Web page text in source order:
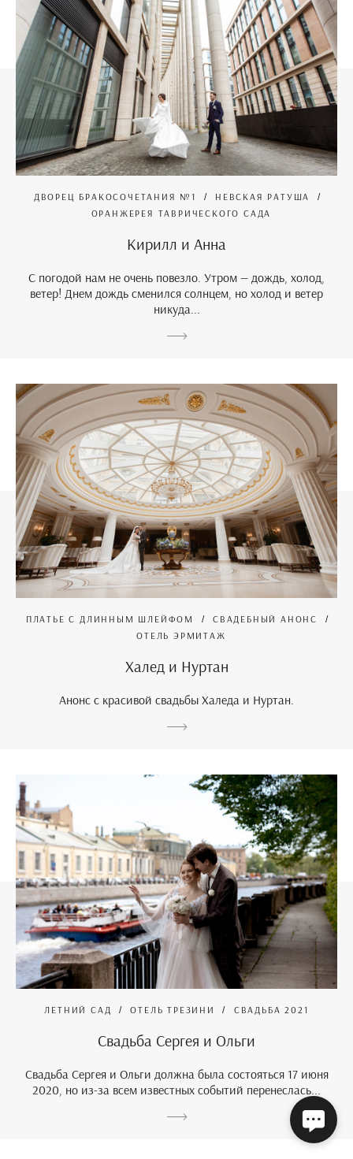
ДВОРЕЦ БРАКОСОЧЕТАНИЯ №1
НЕВСКАЯ РАТУША
ОРАНЖЕРЕЯ ТАВРИЧЕСКОГО САДА
Кирилл и Анна
С погодой нам не очень повезло. Утром — дождь, холод,
ветер! Днем дождь сменился солнцем, но холод и ветер
никуда...
ПЛАТЬЕ С ДЛИННЫМ ШЛЕЙФОМ
СВАДЕБНЫЙ АНОНС
ОТЕЛЬ ЭРМИТАЖ
Халед и Нуртан
Анонс с красивой свадьбы Халеда и Нуртан.
ЛЕТНИЙ САД ОТЕЛЬ ТРЕЗИНИ СВАДЬБА 2021
Свадьба Сергея и Ольги
Свадьба Сергея и Ольги должна была состояться 17 июня
2020, но из-за всем известных событий перенеслась...